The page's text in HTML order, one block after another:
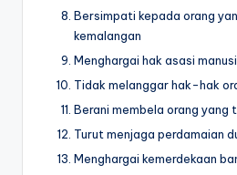
Bersimpati kepada orang
kemalangan
Menghargai hak asasi
Tidak melanggar hak-hak
Berani membela orang yang
Turut menjaga perdamaian
Menghargai kemerdekaan